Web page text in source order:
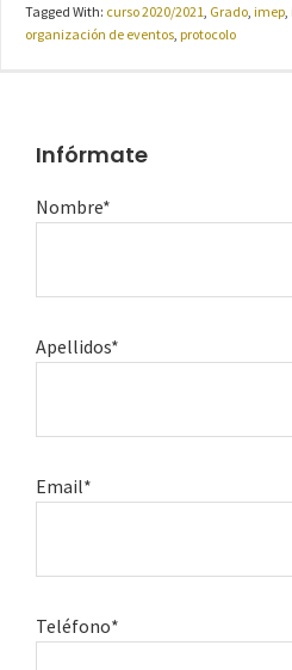
Tagged With: curso 2020/2021, Grado, imep,
organización de eventos, protocolo
Infórmate
Nombre*
Apellidos*
Email*
Teléfono*